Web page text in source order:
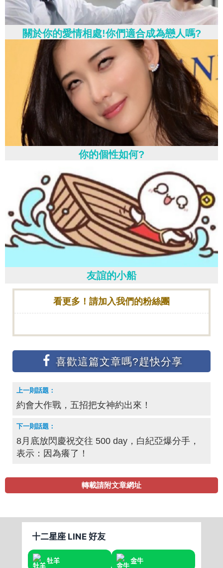
關於你的愛情相處!你們適合成為戀人嗎?
你的個性如何?
友誼的小船
看更多！請加入我們的粉絲團
約會大作戰，五招把女神約出來！
8月底放閃慶祝交往 500 day，白紀亞爆分手，
表示：因為癢了！
轉載請附文章網址